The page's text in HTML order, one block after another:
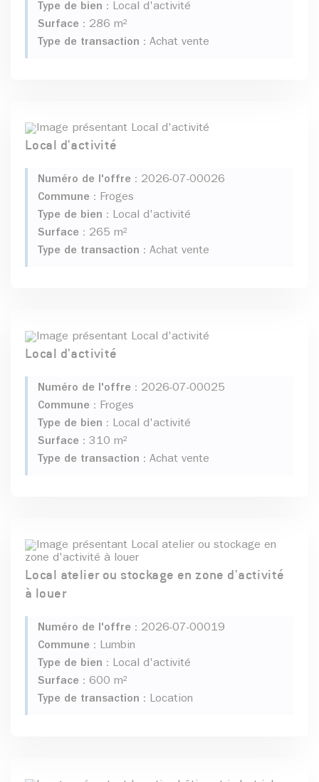
Type de bien : Local d'activité
Surface : 286 m²
Type de transaction : Achat vente
Local d'activité
Numéro de l'offre : 2026-07-00026
Commune : Froges
Type de bien : Local d'activité
Surface : 265 m²
Type de transaction : Achat vente
Local d'activité
Numéro de l'offre : 2026-07-00025
Commune : Froges
Type de bien : Local d'activité
Surface : 310 m²
Type de transaction : Achat vente
Local atelier ou stockage en zone d'activité
à louer
Numéro de l'offre : 2026-07-00019
Commune : Lumbin
Type de bien : Local d'activité
Surface : 600 m²
Type de transaction : Location